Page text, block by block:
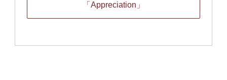
「Appreciation」